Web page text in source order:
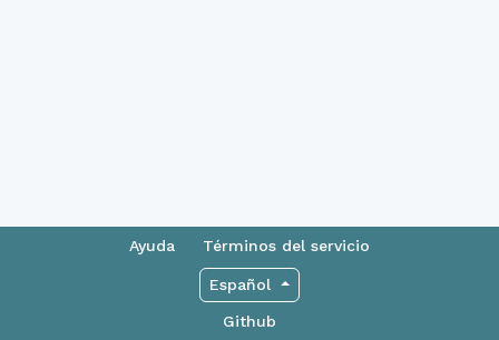
Ayuda Términos del servicio
Español
Github